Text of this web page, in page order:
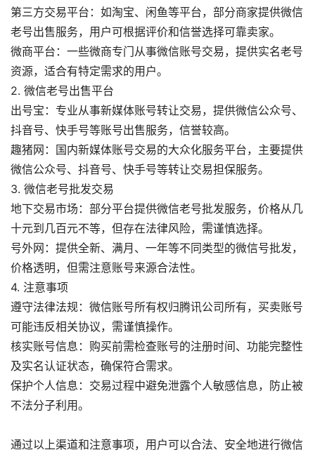
第三方交易平台‌：如淘宝、闲鱼等平台，部分商家提供微信
老号出售服务，用户可根据评价和信誉选择可靠卖家‌。
微商平台‌：一些微商专门从事微信账号交易，提供实名老号
资源，适合有特定需求的用户‌。
2. ‌微信老号出售平台‌
出号宝‌：专业从事新媒体账号转让交易，提供微信公众号、
抖音号、快手号等账号出售服务，信誉较高‌。
趣猪网‌：国内新媒体账号交易的大众化服务平台，主要提供
微信公众号、抖音号、快手号等转让交易担保服务‌。
3. ‌微信老号批发交易‌
地下交易市场‌：部分平台提供微信老号批发服务，价格从几
十元到几百元不等，但存在法律风险，需谨慎选择‌。
号外网‌：提供全新、满月、一年等不同类型的微信号批发，
价格透明，但需注意账号来源合法性‌。
4. ‌注意事项‌
遵守法律法规‌：微信账号所有权归腾讯公司所有，买卖账号
可能违反相关协议，需谨慎操作‌。
核实账号信息‌：购买前需检查账号的注册时间、功能完整性
及实名认证状态，确保符合需求‌。
保护个人信息‌：交易过程中避免泄露个人敏感信息，防止被
不法分子利用‌。
通过以上渠道和注意事项，用户可以合法、安全地进行微信